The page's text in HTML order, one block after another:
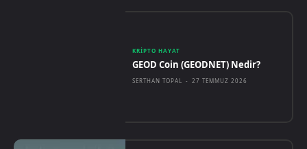
KRIPTO HAYAT
GEOD Coin (GEODNET) Nedir?
SERTHAN TOPAL - 27 TEMMUZ 2026